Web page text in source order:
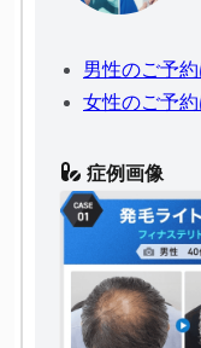
男性のご予
女性のご予約
症例画像